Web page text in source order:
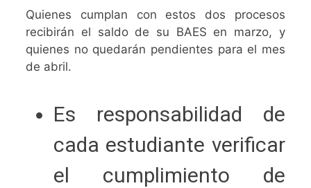
Quienes cumplan con estos dos procesos
recibirán el saldo de su BAES en marzo, y
quienes no quedarán pendientes para el mes
de abril.
Es responsabilidad de
cada estudiante verificar
el cumplimiento de